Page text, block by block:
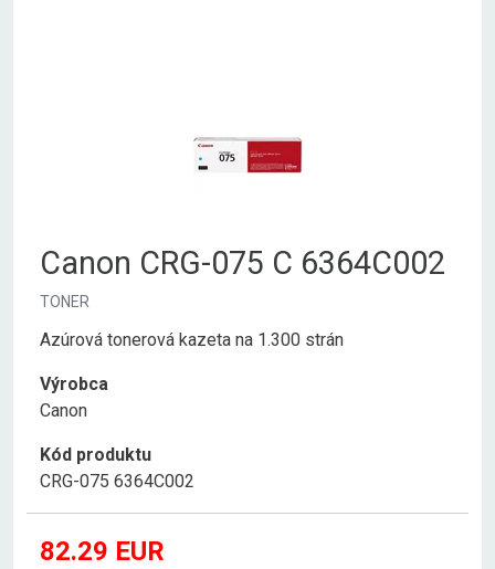
Canon CRG-075 C 6364C002
TONER
Azúrová tonerová kazeta na 1.300 strán
Výrobca
Canon
Kód produktu
CRG-075 6364C002
82.29 EUR